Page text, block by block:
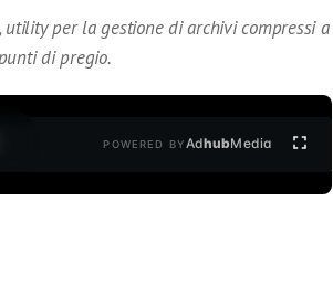
utility per la gestione di archivi compressi a
di pregio.
POWERED BYAdhubMedia